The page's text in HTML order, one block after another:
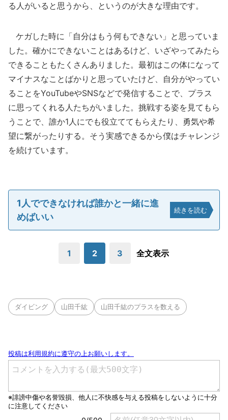
る人がいると思うから、というのが大きな理由です。
ケガした時に「自分はもう何もできない」と思っていま
した。確かにできないことはあるけど、いざやってみたら
できることもたくさんありました。最初はこの体になって
マイナスなことばかりと思っていたけど、自分がやってい
ることをYouTubeやSNSなどで発信することで、プラス
に思ってくれる人たちがいました。挑戦する姿を見てもら
うことで、誰か1人にでも役立ててもらえたり、勇気や希
望に繋がったりする。そう実感できるから僕はチャレンジ
を続けています。
1人でできなければ誰かと一緒に進
めばいい
続きを読む
1 2 3 全文表示
ダイビング 山田千紘 山田千紘のプラスを数える